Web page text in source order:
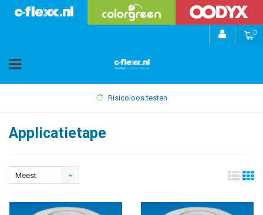
0
Risicoloos testen
Applicatietape
Meest